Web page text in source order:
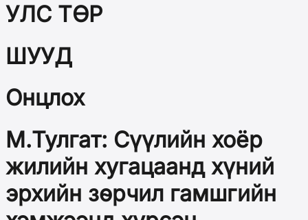
УЛС ТӨР
ШУУД
Онцлох
М.Тулгат: Сүүлийн хоёр
жилийн хугацаанд хүний
эрхийн зөрчил гамшгийн